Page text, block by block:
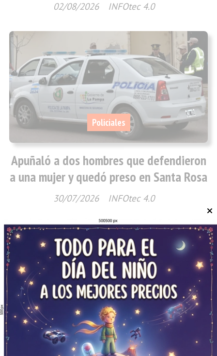
INFOtec 4.0
02/08/2026
Apuñaló a dos hombres que defendieron
a una mujer y quedó preso en Santa Rosa
INFOtec 4.0
Policiales
30/07/2026
Hallaron un bebé muerto entre residuos
Policiales